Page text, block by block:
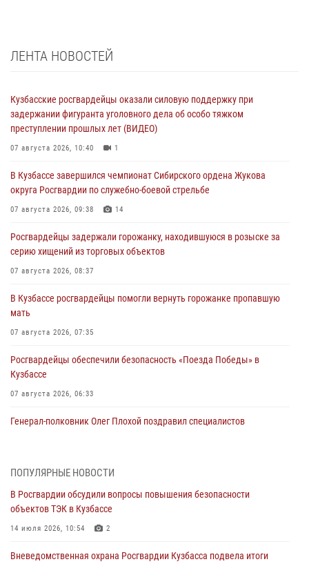
ЛЕНТА НОВОСТЕЙ
Кузбасские росгвардейцы оказали силовую поддержку при
задержании фигуранта уголовного дела об особо тяжком
преступлении прошлых лет (ВИДЕО)
07 августа 2026, 10:40 1
В Кузбассе завершился чемпионат Сибирского ордена Жукова
округа Росгвардии по служебно-боевой стрельбе
07 августа 2026, 09:38 14
Росгвардейцы задержали горожанку, находившуюся в розыске за
серию хищений из торговых объектов
07 августа 2026, 08:37
В Кузбассе росгвардейцы помогли вернуть горожанке пропавшую
мать
07 августа 2026, 07:35
Росгвардейцы обеспечили безопасность «Поезда Победы» в
Кузбассе
07 августа 2026, 06:33
Генерал-полковник Олег Плохой поздравил специалистов
07 августа 2026, 05:32
С 1 сентября 2026 года вступает в силу новый федеральный закон о
частной охранной деятельности
06 августа 2026, 10:19
Росгвардейцы задержали предполагаемого виновника причинения
ПОПУЛЯРНЫЕ НОВОСТИ
В Росгвардии обсудили вопросы повышения безопасности
объектов ТЭК в Кузбассе
14 июля 2026, 10:54 2
Вневедомственная охрана Росгвардии Кузбасса подвела итоги